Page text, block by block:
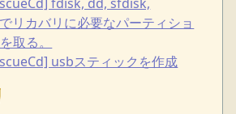
リカバリに必要なパーティショ
取る。
usbスティックを作成